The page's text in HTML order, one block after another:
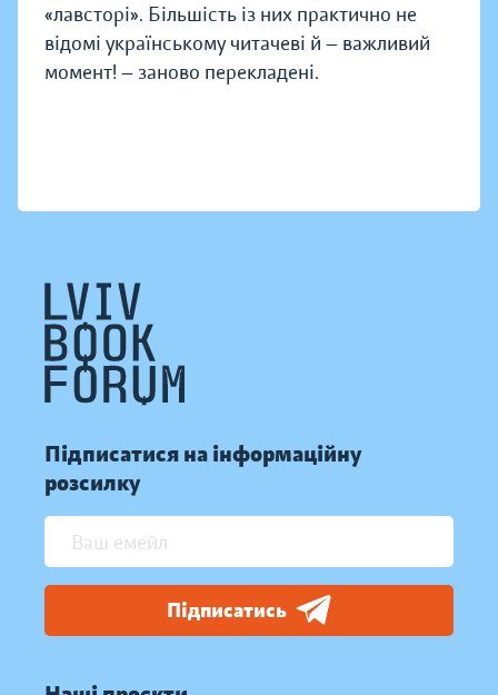
«лавсторі». Більшість із них практично не
відомі українському читачеві й — важливий
момент! — заново перекладені.
Підписатися на інформаційну
розсилку
Підписатись